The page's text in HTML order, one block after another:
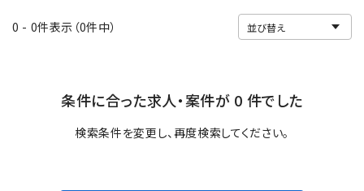
0 - 0件表示（0件中）
条件に合った求人・案件が 0 件でした
検索条件を変更し、再度検索してください。